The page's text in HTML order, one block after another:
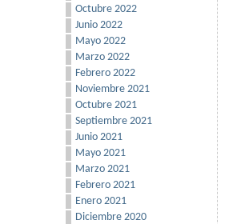
Octubre 2022
Junio 2022
Mayo 2022
Marzo 2022
Febrero 2022
Noviembre 2021
Octubre 2021
Septiembre 2021
Junio 2021
Mayo 2021
Marzo 2021
Febrero 2021
Enero 2021
Diciembre 2020